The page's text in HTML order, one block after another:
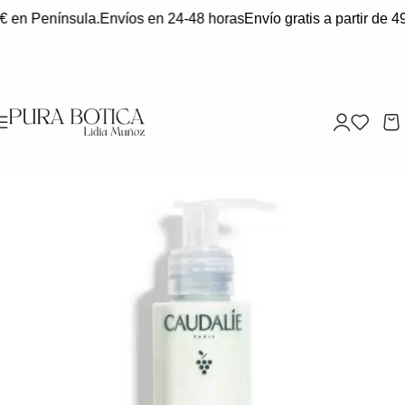
en Península.Envíos en 24-48 horasEnvío gratis a partir de